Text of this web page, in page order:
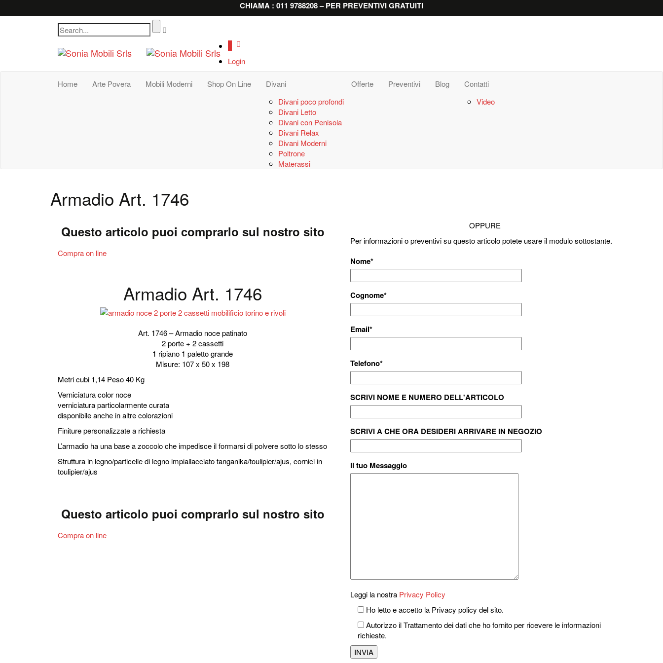
CHIAMA : 011 9788208 – PER PREVENTIVI GRATUITI
Login
Home Arte Povera Mobili Moderni Shop On Line
Divani
Divani poco profondi
Divani Letto
Divani con Penisola
Divani Relax
Divani Moderni
Poltrone
Materassi
Offerte Preventivi Blog
Contatti
Video
Armadio Art. 1746
Questo articolo puoi comprarlo sul nostro sito
Compra on line
Armadio Art. 1746
Art. 1746 – Armadio noce patinato
2 porte + 2 cassetti
1 ripiano 1 paletto grande
Misure: 107 x 50 x 198
Metri cubi 1,14 Peso 40 Kg
Verniciatura color noce
verniciatura particolarmente curata
disponibile anche in altre colorazioni
Finiture personalizzate a richiesta
L’armadio ha una base a zoccolo che impedisce il formarsi di polvere sotto lo stesso
Struttura in legno/particelle di legno impiallacciato tanganika/toulipier/ajus, cornici in
toulipier/ajus
Questo articolo puoi comprarlo sul nostro sito
Compra on line
OPPURE
Per informazioni o preventivi su questo articolo potete usare il modulo sottostante.
Nome*
Cognome*
Email*
Telefono*
SCRIVI NOME E NUMERO DELL'ARTICOLO
SCRIVI A CHE ORA DESIDERI ARRIVARE IN NEGOZIO
Il tuo Messaggio
Leggi la nostra Privacy Policy
Ho letto e accetto la Privacy policy del sito.
Autorizzo il Trattamento dei dati che ho fornito per ricevere le informazioni
richieste.